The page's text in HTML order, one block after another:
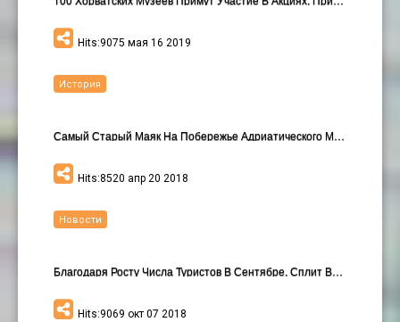
Hits:9075 мая 16 2019
Самый Старый Маяк На Побережье Адриатического Моря…
Hits:8520 апр 20 2018
История
Благодаря Росту Числа Туристов В Сентябре, Сплит В…
Hits:9069 окт 07 2018
Новости